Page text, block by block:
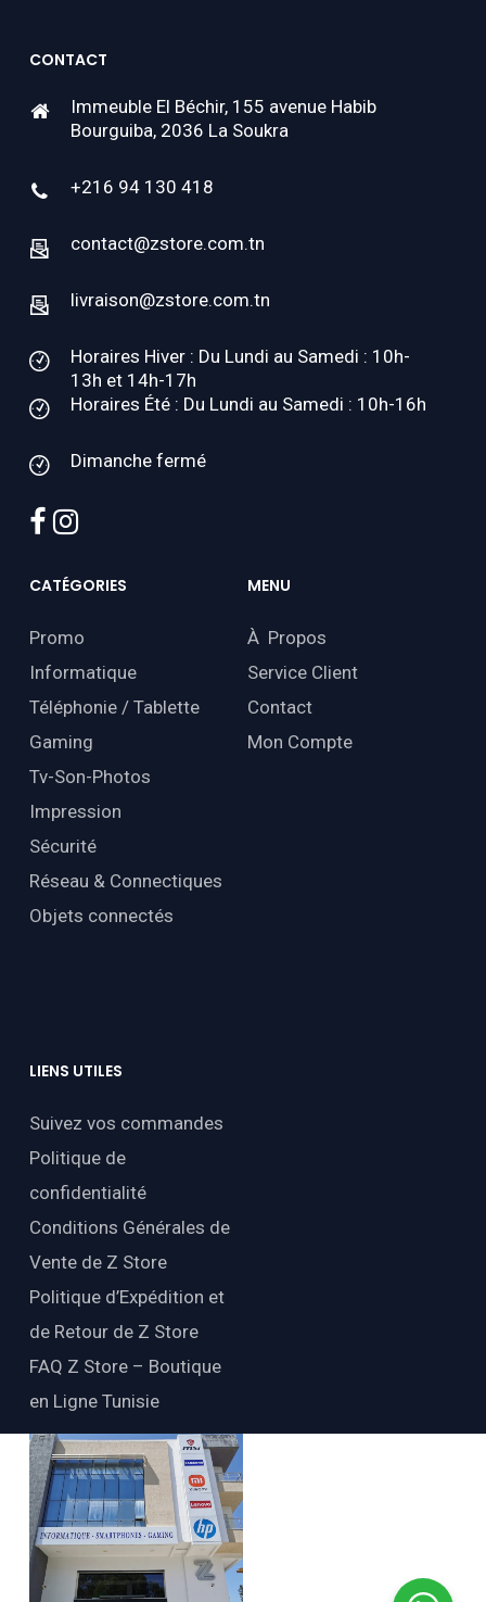
CONTACT
Immeuble El Béchir, 155 avenue Habib
Bourguiba, 2036 La Soukra
+216 94 130 418
contact@zstore.com.tn
livraison@zstore.com.tn
Horaires Hiver : Du Lundi au Samedi : 10h-
13h et 14h-17h
Horaires Été : Du Lundi au Samedi : 10h-16h
Dimanche fermé
facebook
instagram
CATÉGORIES
Promo
Informatique
Téléphonie / Tablette
Gaming
Tv-Son-Photos
Impression
Sécurité
Réseau & Connectiques
Objets connectés
MENU
À Propos
Service Client
Contact
Mon Compte
LIENS UTILES
Suivez vos commandes
Politique de
confidentialité
Conditions Générales de
Vente de Z Store
Politique d’Expédition et
de Retour de Z Store
FAQ Z Store – Boutique
en Ligne Tunisie